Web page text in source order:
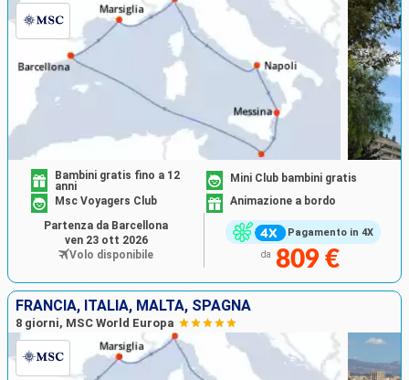
Pagamento in 4X
Bambini gratis fino a 12
anni
Mini Club bambini gratis
Msc Voyagers Club
Animazione a bordo
da 809 €
Partenza da Barcellona
ven 23 ott 2026
Volo disponibile
FRANCIA, ITALIA, MALTA, SPAGNA
8 giorni, MSC World Europa